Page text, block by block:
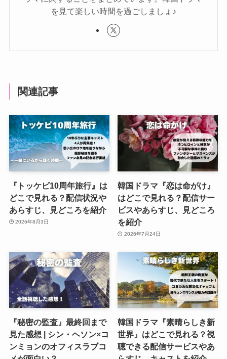
を見て楽しい時間を過ごしましょ♪
関連記事
『トッケビ10周年旅行』は
どこで見れる？配信状況や
あらすじ、見どころを紹介
2026年8月3日
韓国ドラマ『恋は命がけ』
はどこで見れる？配信サー
ビスやあらすじ、見どころ
を紹介
2026年7月24日
『秘密の監査』最終回まで
見た感想 | シン・ヘソン×コ
ンミョンのオフィスラブコ
韓国ドラマ『素晴らしき新
世界』はどこで見れる？視
聴できる配信サービスやあ